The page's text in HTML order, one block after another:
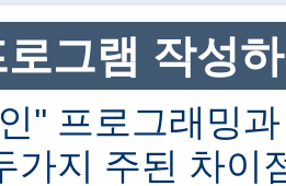
그램 작성
'' 프로그래밍
가지 주된 차이